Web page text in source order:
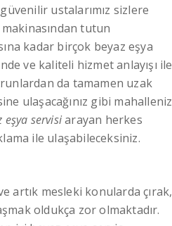
ustalarımız sizlere
tutun
kadar birçok beyaz eşya
ve kaliteli hizmet anlayışı ile
da tamamen uzak
ulaşacağınız gibi mahalleniz
eşya servisiarayan herkes
ile ulaşabileceksiniz.
artık mesleki konularda çırak,
oldukça zor olmaktadır.